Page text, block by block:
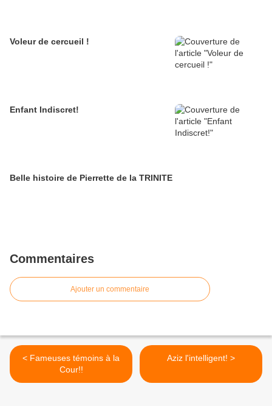
Voleur de cercueil !
Enfant Indiscret!
Belle histoire de Pierrette de la TRINITE
Commentaires
Ajouter un commentaire
< Fameuses témoins à la
Cour!!
Aziz l'intelligent! >